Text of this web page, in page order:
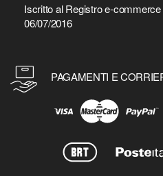
Iscritto al Registro e-
06/07/2016
PAGAMENTI E